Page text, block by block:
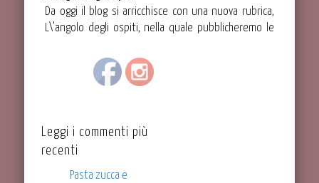
Da oggi il blog si arricchisce con una nuova rubrica,
L\'angolo degli ospiti, nella quale pubblicheremo le
info@frasincucina.it.
Leggi i commenti più
recenti
Pasta zucca e